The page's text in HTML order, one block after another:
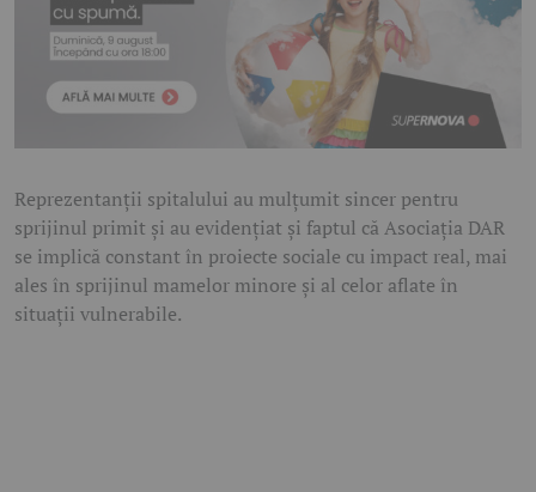
Reprezentanții spitalului au mulțumit sincer pentru
sprijinul primit și au evidențiat și faptul că Asociația DAR
se implică constant în proiecte sociale cu impact real, mai
ales în sprijinul mamelor minore și al celor aflate în
situații vulnerabile.